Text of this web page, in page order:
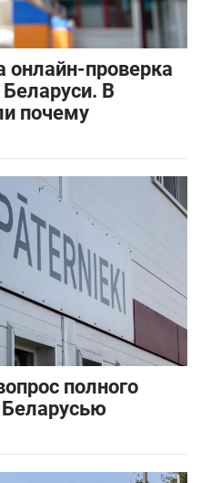
онлайн-проверка
В
почему
полного